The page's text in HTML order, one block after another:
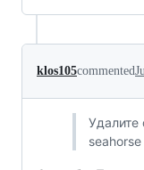
klos105commented
Удалите